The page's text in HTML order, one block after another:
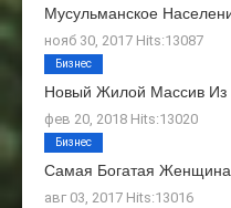
Мусульманское
нояб 30, 2017 Hits:13087
Новый Жилой Массив
фев 20, 2018 Hits:13020
Бизнес
Самая Богатая
авг 03, 2017 Hits:13016
Бизнес